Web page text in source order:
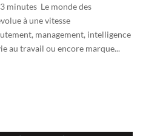
minutes Le monde des
à une vitesse
management, intelligence
au travail ou encore marque...